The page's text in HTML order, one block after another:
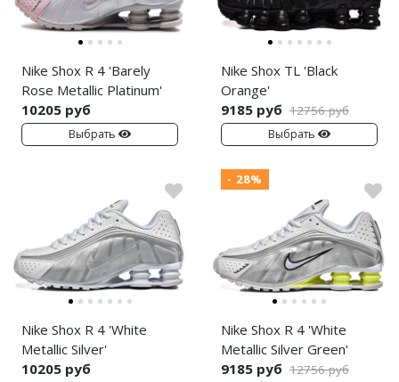
Nike Shox R 4 'Barely
Rose Metallic Platinum'
10205 руб
Выбрать
Nike Shox TL 'Black
Orange'
9185 руб 12756 руб
Выбрать
Nike Shox R 4 'White
Metallic Silver'
10205 руб
- 28%
Nike Shox R 4 'White
Metallic Silver Green'
9185 руб 12756 руб